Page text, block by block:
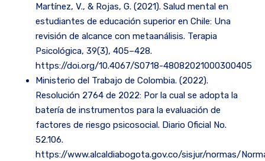
Martínez, V., & Rojas, G. (2021). Salud mental en
estudiantes de educación superior en Chile: Una
revisión de alcance con metaanálisis. Terapia
Psicológica, 39(3), 405–428.
https://doi.org/10.4067/S0718-48082021000300405
Ministerio del Trabajo de Colombia. (2022).
Resolución 2764 de 2022: Por la cual se adopta la
batería de instrumentos para la evaluación de
factores de riesgo psicosocial. Diario Oficial No.
52.106.
https://www.alcaldiabogota.gov.co/sisjur/normas/